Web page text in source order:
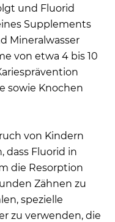
und Fluorid
Supplements
Mineralwasser
von etwa 4 bis 10
sowie Knochen
von Kindern
dass Fluorid in
die Resorption
Zähnen zu
spezielle
zu verwenden, die